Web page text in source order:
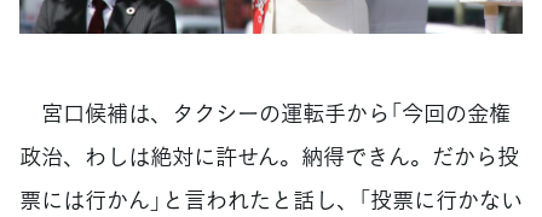
宮口候補は、タクシーの運転手から「今回の金権
政治、わしは絶対に許せん。納得できん。だから投
票には行かん」と言われたと話し、「投票に行かない